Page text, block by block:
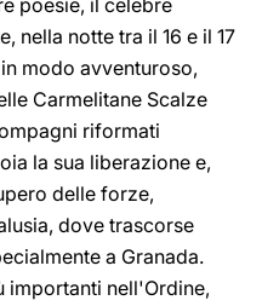
poesie, il celebre
nella notte tra il 16 e il 17
modo avventuroso,
Carmelitane Scalze
riformati
la sua liberazione e,
delle forze,
dove trascorse
a Granada.
importanti nell'Ordine,